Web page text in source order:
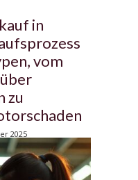
in
vom
zu
2025